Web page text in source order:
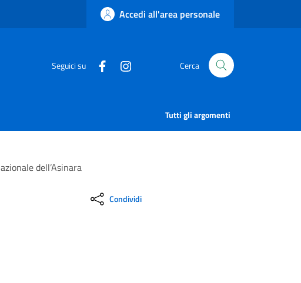
Accedi all'area personale
Seguici su Cerca
Tutti gli argomenti
dell’Asinara
Condividi